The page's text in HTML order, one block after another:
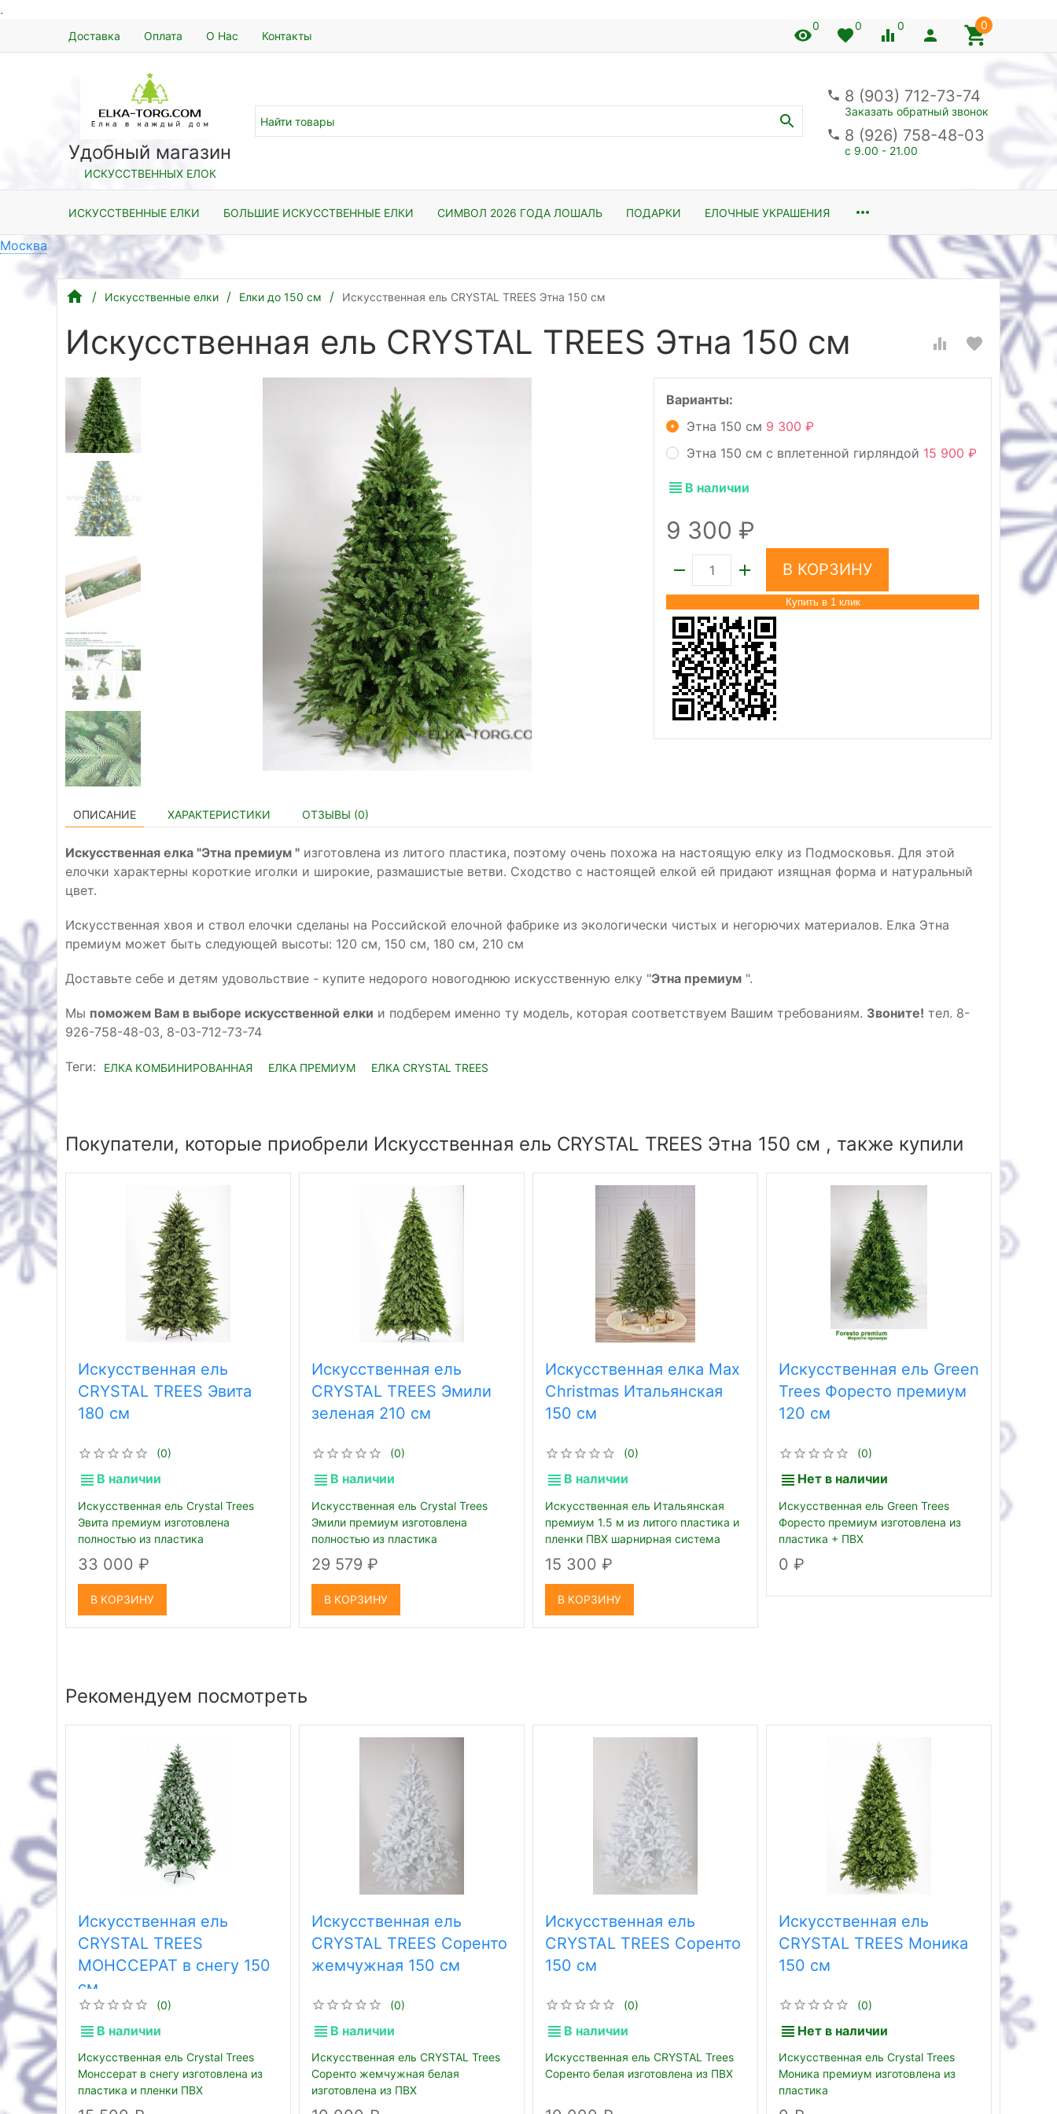
.
Доставка Оплата О Нас Контакты
0 0 0 0
Удобный магазин
ИСКУССТВЕННЫХ ЕЛОК
8 (903) 712-73-74
Заказать обратный звонок
8 (926) 758-48-03
с 9.00 - 21.00
ИСКУССТВЕННЫЕ ЕЛКИ БОЛЬШИЕ ИСКУССТВЕННЫЕ ЕЛКИ СИМВОЛ 2026 ГОДА ЛОШАЛЬ ПОДАРКИ ЕЛОЧНЫЕ УКРАШЕНИЯ
Москва
Искусственные елки Елки до 150 см Искусственная ель CRYSTAL TREES Этна 150 см
Искусственная ель CRYSTAL TREES Этна 150 см
Варианты:
Этна 150 см 9 300
Этна 150 см с вплетенной гирляндой 15 900
В наличии
9 300
В КОРЗИНУ
Купить в 1 клик
ОПИСАНИЕ ХАРАКТЕРИСТИКИ ОТЗЫВЫ (0)
Искусственная елка "Этна премиум " изготовлена из литого пластика, поэтому очень похожа на настоящую елку из Подмосковья. Для этой
елочки характерны короткие иголки и широкие, размашистые ветви. Сходство с настоящей елкой ей придают изящная форма и натуральный
цвет.
Искусственная хвоя и ствол елочки сделаны на Российской елочной фабрике из экологически чистых и негорючих материалов. Елка Этна
премиум может быть следующей высоты: 120 см, 150 см, 180 см, 210 см
Доставьте себе и детям удовольствие - купите недорого новогоднюю искусственную елку "Этна премиум ".
Мы поможем Вам в выборе искусственной елки и подберем именно ту модель, которая соответствуем Вашим требованиям. Звоните! тел. 8-
926-758-48-03, 8-03-712-73-74
Теги: ЕЛКА КОМБИНИРОВАННАЯ ЕЛКА ПРЕМИУМ ЕЛКА CRYSTAL TREES
Покупатели, которые приобрели Искусственная ель CRYSTAL TREES Этна 150 см , также купили
Искусственная ель
CRYSTAL TREES Эвита
180 см
(0)
В наличии
Искусственная ель Crystal Trees
Эвита премиум изготовлена
полностью из пластика
33 000
В КОРЗИНУ
Искусственная ель
CRYSTAL TREES Эмили
зеленая 210 см
(0)
В наличии
Искусственная ель Crystal Trees
Эмили премиум изготовлена
полностью из пластика
29 579
В КОРЗИНУ
Искусственная елка Max
Christmas Итальянская
150 см
(0)
В наличии
Искусственная ель Итальянская
премиум 1.5 м из литого пластика и
пленки ПВХ шарнирная система
веток
15 300
В КОРЗИНУ
Искусственная ель Green
Trees Форесто премиум
120 см
(0)
Нет в наличии
Искусственная ель Green Trees
Форесто премиум изготовлена из
пластика + ПВХ
0
Рекомендуем посмотреть
Искусственная ель
CRYSTAL TREES
МОНССЕРАТ в снегу 150
см
(0)
В наличии
Искусственная ель Crystal Trees
Монссерат в снегу изготовлена из
пластика и пленки ПВХ
Искусственная ель
CRYSTAL TREES Соренто
жемчужная 150 см
(0)
В наличии
Искусственная ель СRYSTAL Trees
Соренто жемчужная белая
изготовлена из ПВХ
Искусственная ель
CRYSTAL TREES Соренто
150 см
(0)
В наличии
Искусственная ель СRYSTAL Trees
Соренто белая изготовлена из ПВХ
Искусственная ель
CRYSTAL TREES Моника
150 см
(0)
Нет в наличии
Искусственная ель Crystal Trees
Моника премиум изготовлена из
пластика
В